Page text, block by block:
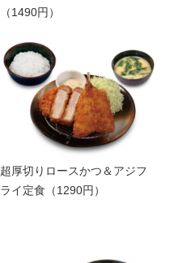
（1490円）
超厚切りロースかつ＆アジフ
ライ定食（1290円）